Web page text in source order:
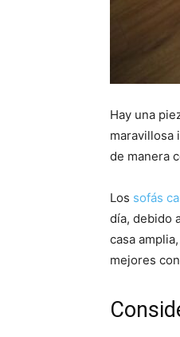
Hay una
maravillosa
de manera
Los sofás
día, debido
casa
mejores